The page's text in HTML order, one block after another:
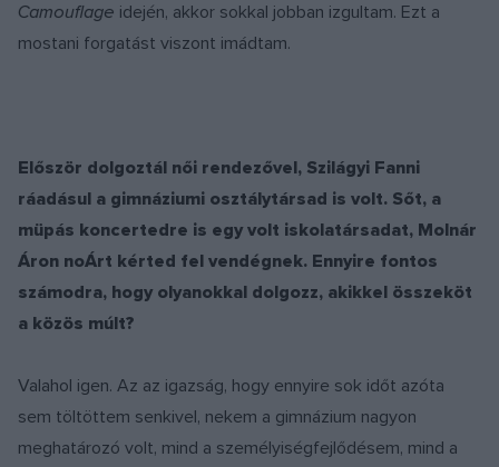
Camouflage idején, akkor sokkal jobban izgultam. Ezt a
mostani forgatást viszont imádtam.
Először dolgoztál női rendezővel, Szilágyi Fanni
ráadásul a gimnáziumi osztálytársad is volt. Sőt, a
müpás koncertedre is egy volt iskolatársadat, Molnár
Áron noÁrt kérted fel vendégnek. Ennyire fontos
számodra, hogy olyanokkal dolgozz, akikkel összeköt
a közös múlt?
Valahol igen. Az az igazság, hogy ennyire sok időt azóta
sem töltöttem senkivel, nekem a gimnázium nagyon
meghatározó volt, mind a személyiségfejlődésem, mind a